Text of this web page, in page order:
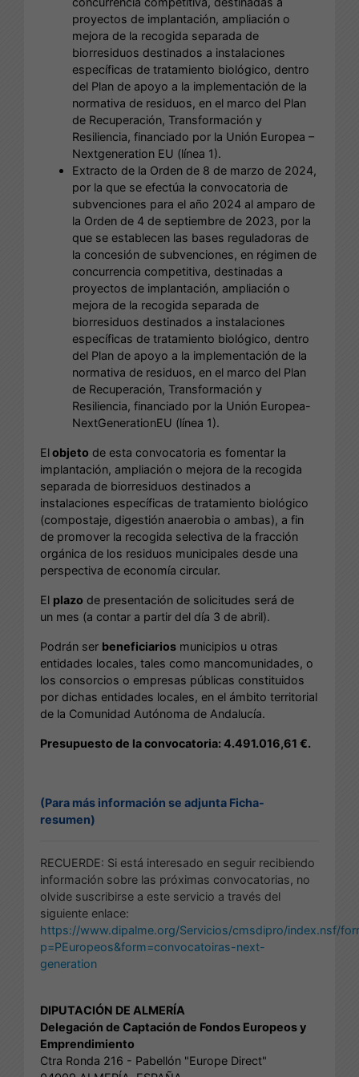
proyectos de implantación, ampliación o
mejora de la recogida separada de
biorresiduos destinados a instalaciones
específicas de tratamiento biológico, dentro
del Plan de apoyo a la implementación de la
normativa de residuos, en el marco del Plan
de Recuperación, Transformación y
Resiliencia, financiado por la Unión Europea –
Nextgeneration EU (línea 1).
Extracto de la Orden de 8 de marzo de 2024,
por la que se efectúa la convocatoria de
subvenciones para el año 2024 al amparo de
la Orden de 4 de septiembre de 2023, por la
que se establecen las bases reguladoras de
la concesión de subvenciones, en régimen de
concurrencia competitiva, destinadas a
proyectos de implantación, ampliación o
mejora de la recogida separada de
biorresiduos destinados a instalaciones
específicas de tratamiento biológico, dentro
del Plan de apoyo a la implementación de la
normativa de residuos, en el marco del Plan
de Recuperación, Transformación y
Resiliencia, financiado por la Unión Europea-
NextGenerationEU (línea 1).
Elobjeto de esta convocatoria es fomentar la
implantación, ampliación o mejora de la recogida
separada de biorresiduos destinados a
instalaciones específicas de tratamiento biológico
(compostaje, digestión anaerobia o ambas), a fin
de promover la recogida selectiva de la fracción
orgánica de los residuos municipales desde una
perspectiva de economía circular.
El plazo de presentación de solicitudes será de
un mes (a contar a partir del día 3 de abril).
Podrán ser beneficiarios municipios u otras
entidades locales, tales como mancomunidades, o
los consorcios o empresas públicas constituidos
por dichas entidades locales, en el ámbito territorial
de la Comunidad Autónoma de Andalucía.
Presupuesto de la convocatoria: 4.491.016,61 €.
(Para más información se adjunta Ficha-
resumen)
RECUERDE: Si está interesado en seguir recibiendo
información sobre las próximas convocatorias, no
olvide suscribirse a este servicio a través del
siguiente enlace:
https://www.dipalme.org/Servicios/cmsdipro/index.nsf/
p=PEuropeos&form=convocatoiras-next-
generation
DIPUTACIÓN DE ALMERÍA
Delegación de Captación de Fondos Europeos y
Emprendimiento
Ctra Ronda 216 - Pabellón "Europe Direct"